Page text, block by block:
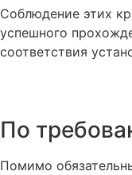
Соблюдение этих
успешного
соответствия
По
Помимо